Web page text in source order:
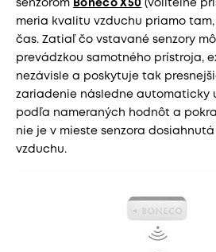
senzorom Boneco X50 (voliteľné
meria kvalitu vzduchu priamo
čas. Zatiaľ čo vstavané senzory
prevádzkou samotného prístroja,
nezávisle a poskytuje tak
zariadenie následne automaticky
podľa nameraných hodnôt a
nie je v mieste senzora
vzduchu.